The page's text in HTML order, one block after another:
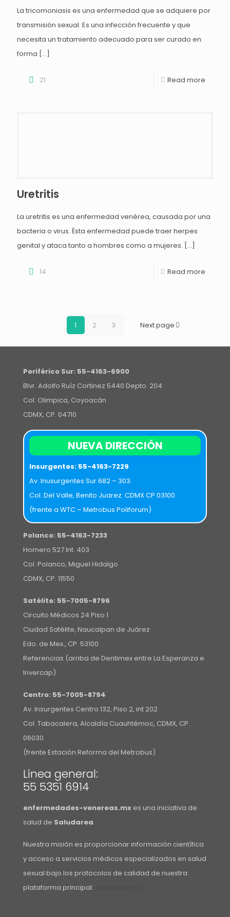
La tricomoniasis es una enfermedad que se adquiere por
transmisión sexual. Es una infección frecuente y que
necesita un tratamiento adecuado para ser curado en
forma […]
21 Read more
Uretritis
La uretritis es una enfermedad venérea, causada por una
bacteria o virus. Ésta enfermedad puede traer herpes
genital y ataca tanto a hombres como a mujeres. […]
14 Read more
1 2 3 Next page
Periférico Sur: 55-4163-6900
Blvr. Adolfo Ruíz Cortinez 5440 Depto. 204
Col. Olimpica, Coyoacán
CDMX, CP. 04710
NUEVA DIRECCIÓN
Insurgentes: 55-4163-7229
Av. Inusurgentes Sur 682 – 303.
Col. Del Valle, Benito Juarez. CDMX CP 03100
(frente a WTC – Metrobus Poliforum)
Polanco: 55-4163-7233
Homero 527 Int. 403
Col. Polanco, Miguel Hidalgo
CDMX, CP. 11550
Satélite: 55-7005-8796
Circuito Médicos 24 Piso 1
Ciudad Satélite, Naucalpan de Juárez
Edo. de Mex., CP. 53100
Referencias (arriba de Dentimex entre La Esperanza e
Invercap)
Centro: 55-7005-8794
Av. Insurgentes Centro 132, Piso 2, int 202
Col. Tabacalera, Alcaldía Cuauhtémoc, CDMX, CP.
06030
(frente Estación Reforma del Metrobus)
Línea general:
55 5351 6914
enfermedades-venereas.mx es una iniciativa de
salud de Saludarea.
Nuestra misión es proporcionar información científica
y acceso a servicios médicos especializados en salud
sexual bajo los protocolos de calidad de nuestra
plataforma principal: